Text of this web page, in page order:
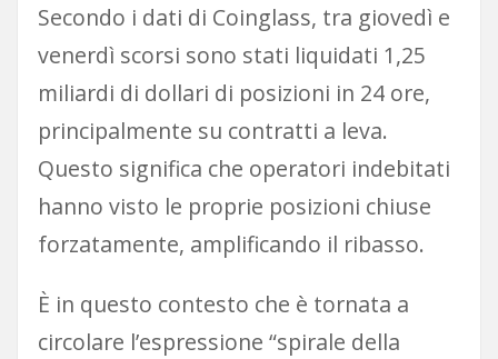
Secondo i dati di Coinglass, tra giovedì e
venerdì scorsi sono stati liquidati 1,25
miliardi di dollari di posizioni in 24 ore,
principalmente su contratti a leva.
Questo significa che operatori indebitati
hanno visto le proprie posizioni chiuse
forzatamente, amplificando il ribasso.
È in questo contesto che è tornata a
circolare l’espressione “spirale della